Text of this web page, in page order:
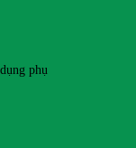
phụ